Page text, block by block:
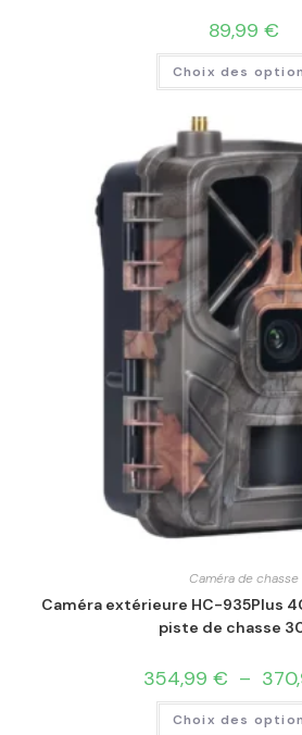
89,99 €
Choix des
Caméra de chasse
Caméra extérieure HC-935Plus
piste de chasse
354,99 € –
Choix des